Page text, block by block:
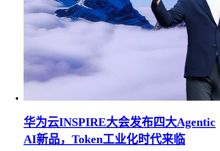
华为云INSPIRE大会发布四大Agentic
AI新品，Token工业化时代来临